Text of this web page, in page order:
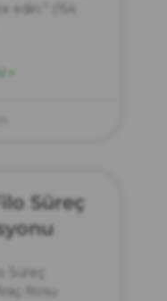
edin.” (154
»
Süreç
Süreç
filosu